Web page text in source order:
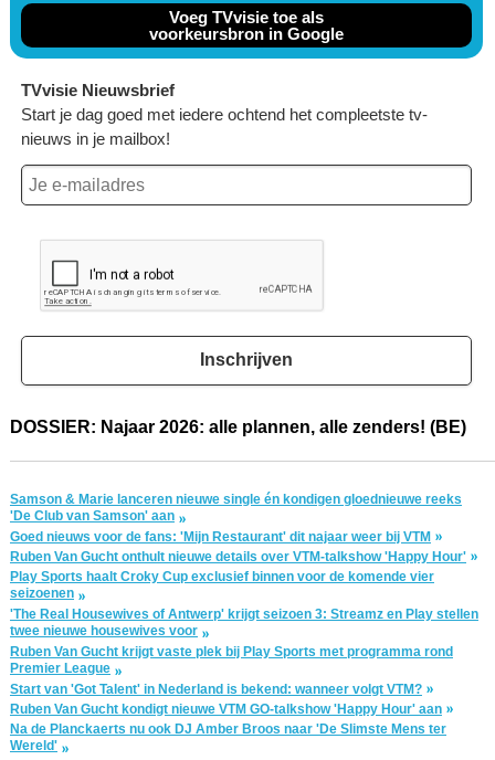
Voeg TVvisie toe als
voorkeursbron in Google
TVvisie Nieuwsbrief
Start je dag goed met iedere ochtend het compleetste tv-
nieuws in je mailbox!
Inschrijven
DOSSIER: Najaar 2026: alle plannen, alle zenders! (BE)
Samson & Marie lanceren nieuwe single én kondigen gloednieuwe reeks
'De Club van Samson' aan
Goed nieuws voor de fans: 'Mijn Restaurant' dit najaar weer bij VTM
Ruben Van Gucht onthult nieuwe details over VTM-talkshow 'Happy Hour'
Play Sports haalt Croky Cup exclusief binnen voor de komende vier
seizoenen
'The Real Housewives of Antwerp' krijgt seizoen 3: Streamz en Play stellen
twee nieuwe housewives voor
Ruben Van Gucht krijgt vaste plek bij Play Sports met programma rond
Premier League
Start van 'Got Talent' in Nederland is bekend: wanneer volgt VTM?
Ruben Van Gucht kondigt nieuwe VTM GO-talkshow 'Happy Hour' aan
Na de Planckaerts nu ook DJ Amber Broos naar 'De Slimste Mens ter
Wereld'